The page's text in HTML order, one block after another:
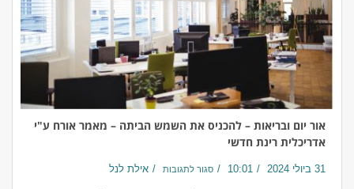
אור יום ובריאות – להכניס את השמש הביתה – מאמר אורח ע"י
אדריכלית רינת חדשי
31 ביולי 2024 10:01 סגור לתגובות אילת לנל